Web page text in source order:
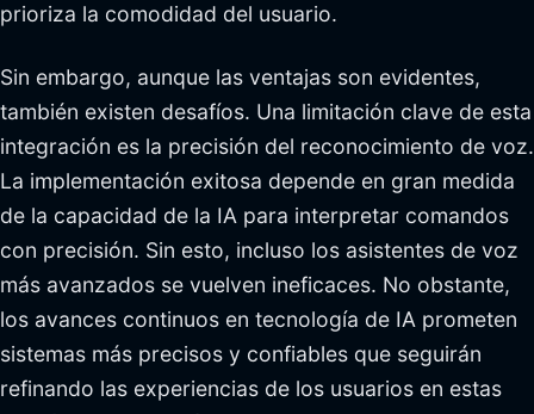
prioriza la comodidad del usuario.
Sin embargo, aunque las ventajas son evidentes,
también existen desafíos. Una limitación clave de esta
integración es la precisión del reconocimiento de voz.
La implementación exitosa depende en gran medida
de la capacidad de la IA para interpretar comandos
con precisión. Sin esto, incluso los asistentes de voz
más avanzados se vuelven ineficaces. No obstante,
los avances continuos en tecnología de IA prometen
sistemas más precisos y confiables que seguirán
refinando las experiencias de los usuarios en estas